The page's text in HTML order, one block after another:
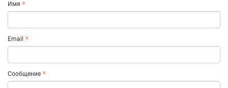
Имя
Email
Сообщение